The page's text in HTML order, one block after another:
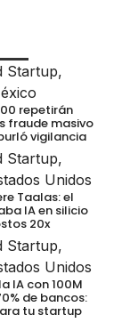
Startup,
repetirán
fraude masivo
vigilancia
Startup,
Unidos
Taalas: el
IA en silicio
20x
Startup,
Unidos
IA con 100M
de bancos:
tu startup